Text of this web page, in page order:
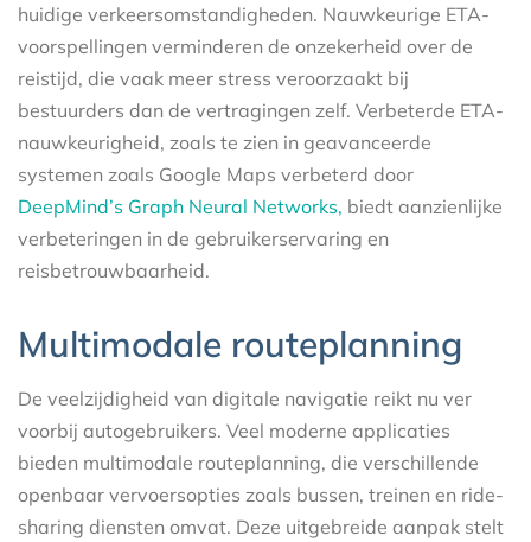
huidige verkeersomstandigheden. Nauwkeurige ETA-
voorspellingen verminderen de onzekerheid over de
reistijd, die vaak meer stress veroorzaakt bij
bestuurders dan de vertragingen zelf. Verbeterde ETA-
nauwkeurigheid, zoals te zien in geavanceerde
systemen zoals Google Maps verbeterd door
DeepMind’s Graph Neural Networks, biedt aanzienlijke
verbeteringen in de gebruikerservaring en
reisbetrouwbaarheid.
Multimodale routeplanning
De veelzijdigheid van digitale navigatie reikt nu ver
voorbij autogebruikers. Veel moderne applicaties
bieden multimodale routeplanning, die verschillende
openbaar vervoersopties zoals bussen, treinen en ride-
sharing diensten omvat. Deze uitgebreide aanpak stelt